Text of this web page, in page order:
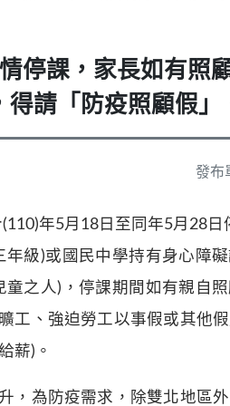
停課，家長如有照
請「防疫照顧假」
發布
年5月18日至同年5月28日
級)或國民中學持有身心障
之人)，停課期間如有親自
工、強迫勞工以事假或其他
薪)。
，為防疫需求，除雙北地區